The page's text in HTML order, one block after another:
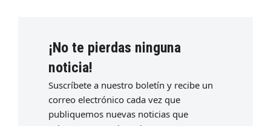
¡No te pierdas ninguna
noticia!
Suscríbete a nuestro boletín y recibe un
correo electrónico cada vez que
publiquemos nuevas noticias que